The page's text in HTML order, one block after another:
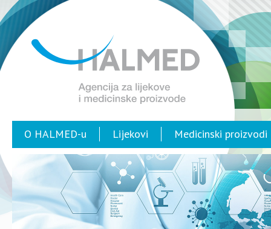
O HALMED-u Lijekovi Medicinski proizvodi